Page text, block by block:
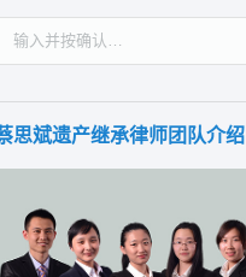
思斌遗产继承律师团队介绍